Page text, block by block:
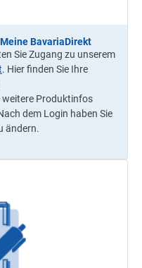
BavariaDirekt
Sie Zugang zu unserem
. Hier finden Sie Ihre
Produktinfos
dem Login haben Sie
ändern.